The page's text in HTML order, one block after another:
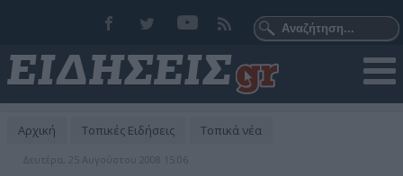
Αρχική Τοπικές Ειδήσεις Τοπικά νέα
Δευτέρα, 25 Αυγούστου 2008 15:06